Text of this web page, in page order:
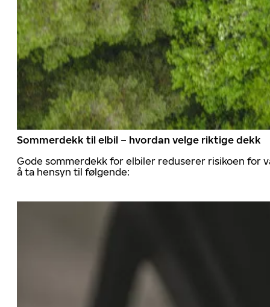
Sommerdekk til elbil – hvordan velge riktige dekk
Gode sommerdekk for elbiler reduserer risikoen for
å ta hensyn til følgende: